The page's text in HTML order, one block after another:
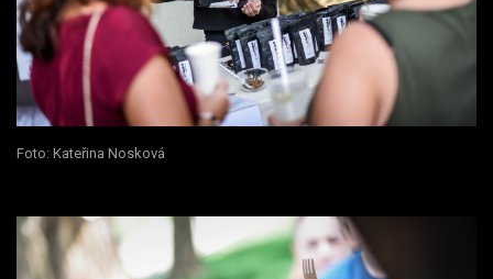
Foto: Kateřina Nosková